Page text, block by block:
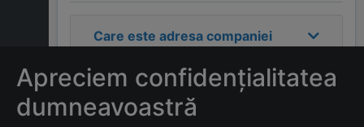
Care este adresa companiei
Care este contactul
companieiD.D.M.PRODCOM
Apreciem confidențialitatea
dumneavoastră